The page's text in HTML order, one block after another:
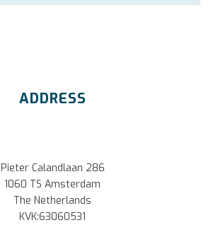
ADDRESS
Pieter Calandlaan 286
1060 TS Amsterdam
The Netherlands
KVK:63060531